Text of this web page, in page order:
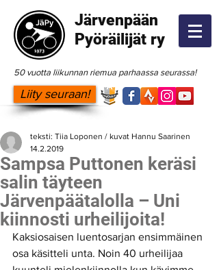
Järvenpään
Pyöräilijät ry
50 vuotta liikunnan riemua parhaassa seurassa!
Liity seuraan!
Sampsa Puttonen keräsi
salin täyteen
Järvenpäätalolla – Uni
kiinnosti urheilijoita!
teksti: Tiia Loponen / kuvat Hannu Saarinen
14.2.2019
Kaksiosaisen luentosarjan ensimmäinen
osa käsitteli unta. Noin 40 urheilijaa